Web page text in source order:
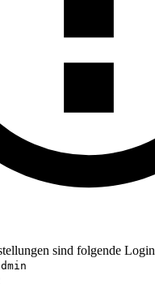
sind folgende